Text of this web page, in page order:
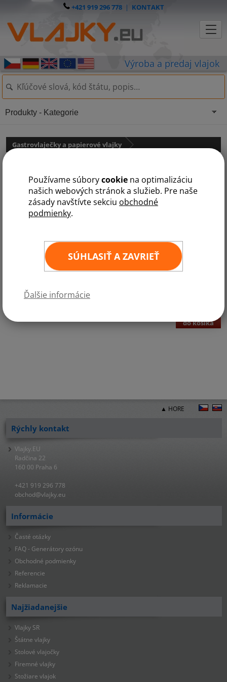
Používame súborycookie na optimalizáciu
našich webových stránok a služieb. Pre naše
zásady navštívte sekciu obchodné
podmienky.
SÚHLASIŤ A ZAVRIEŤ
Ďalšie informácie
+421 919 296 778| KONTAKT
Gastrovlaječky a papierové vlajky
Gastrovlaječky a papierové vlajky
2 cm - min 100 ks
do košíka
Produkty - Kategorie
▲ HORE
Rýchly kontakt
Vlajky.EU
Radčina 22
160 00 Praha 6
+421 919 296 778
obchod@vlajky.eu
Informácie
Časté otázky
FAQ - Generátory ozónu
Obchodné podmienky
Referencie
Reklamacie
Najžiadanejšie
Vlajky SR
Štátne vlajky
Stolové vlajočky
Firemné vlajky
Stožiare vlajok